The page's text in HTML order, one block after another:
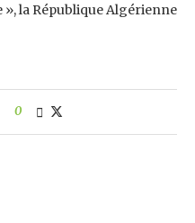
la République Algérienne
0